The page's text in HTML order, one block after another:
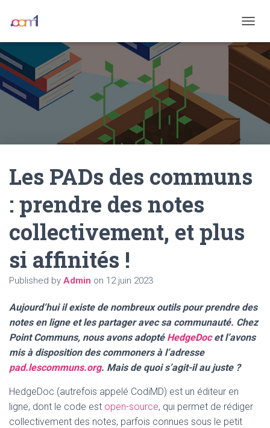
Les PADs des communs
: prendre des notes
collectivement, et plus
si affinités !
Published by Admin on 12 juin 2023
Aujourd’hui il existe de nombreux outils pour prendre des
notes en ligne et les partager avec sa communauté. Chez
Point Communs, nous avons adopté HedgeDocet l’avons
mis à disposition des commoners à l’adresse
pad.lescommuns.org. Mais de quoi s’agit-il au juste ?
HedgeDoc (autrefois appelé CodiMD) est un éditeur en
ligne, dont le code est open-source, qui permet de rédiger
collectivement des notes, parfois connues sous le petit